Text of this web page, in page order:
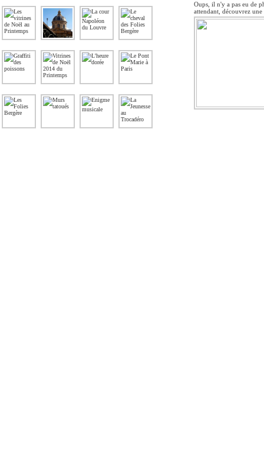
Oups, il n'y a pas eu de
attendant, découvrez